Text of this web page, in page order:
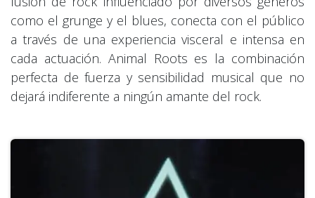
como el grunge y el blues, conecta con el público
a través de una experiencia visceral e intensa en
cada actuación. Animal Roots es la combinación
perfecta de fuerza y sensibilidad musical que no
dejará indiferente a ningún amante del rock.